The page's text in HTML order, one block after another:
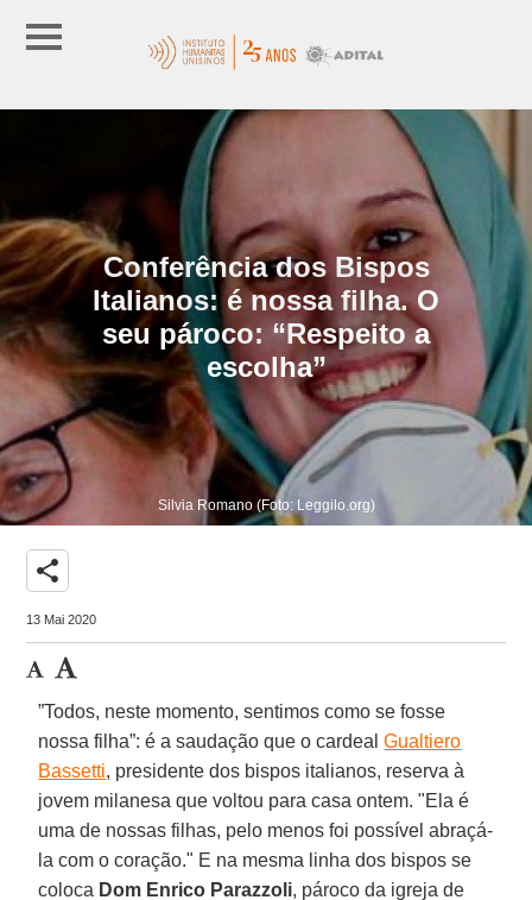
Conferência dos Bispos
Italianos: é nossa filha. O
seu pároco: “Respeito a
escolha”
Silvia Romano (Foto: Leggilo.org)
share
13 Mai 2020
”Todos, neste momento, sentimos como se fosse
nossa filha”: é a saudação que o cardealGualtiero
Bassetti, presidente dos bispos italianos, reserva à
jovem milanesa que voltou para casa ontem. "Ela é
uma de nossas filhas, pelo menos foi possível abraçá-
la com o coração." E na mesma linha dos bispos se
coloca Dom Enrico Parazzoli, pároco da igreja de